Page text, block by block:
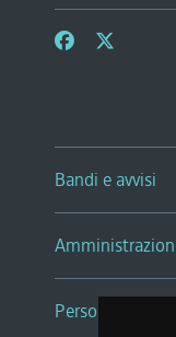
Bandi e avvisi
Persone e Uffici